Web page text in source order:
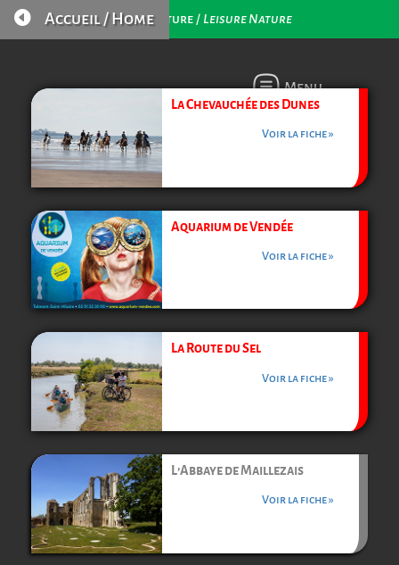
Loisirs Nature / Leisure Nature
 Accueil / Home
Menu
La Chevauchée des Dunes
Voir la fiche »
Aquarium de Vendée
Voir la fiche »
La Route du Sel
Voir la fiche »
L’Abbaye de Maillezais
Voir la fiche »